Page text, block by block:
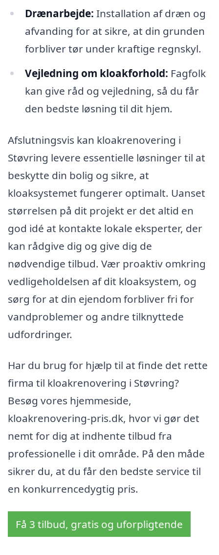
Drænarbejde: Installation af dræn og
afvanding for at sikre, at din grunden
forbliver tør under kraftige regnskyl.
Vejledning om kloakforhold: Fagfolk
kan give råd og vejledning, så du får
den bedste løsning til dit hjem.
Afslutningsvis kan kloakrenovering i
Støvring levere essentielle løsninger til at
beskytte din bolig og sikre, at
kloaksystemet fungerer optimalt. Uanset
størrelsen på dit projekt er det altid en
god idé at kontakte lokale eksperter, der
kan rådgive dig og give dig de
nødvendige tilbud. Vær proaktiv omkring
vedligeholdelsen af dit kloaksystem, og
sørg for at din ejendom forbliver fri for
vandproblemer og andre tilknyttede
udfordringer.
Har du brug for hjælp til at finde det rette
firma til kloakrenovering i Støvring?
Besøg vores hjemmeside,
kloakrenovering-pris.dk, hvor vi gør det
nemt for dig at indhente tilbud fra
professionelle i dit område. På den måde
sikrer du, at du får den bedste service til
en konkurrencedygtig pris.
Få 3 tilbud, gratis og uforpligtende